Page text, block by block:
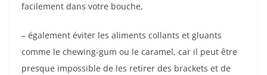
facilement dans votre bouche,
– également éviter les aliments collants et gluants
comme le chewing-gum ou le caramel, car il peut être
presque impossible de les retirer des brackets et de